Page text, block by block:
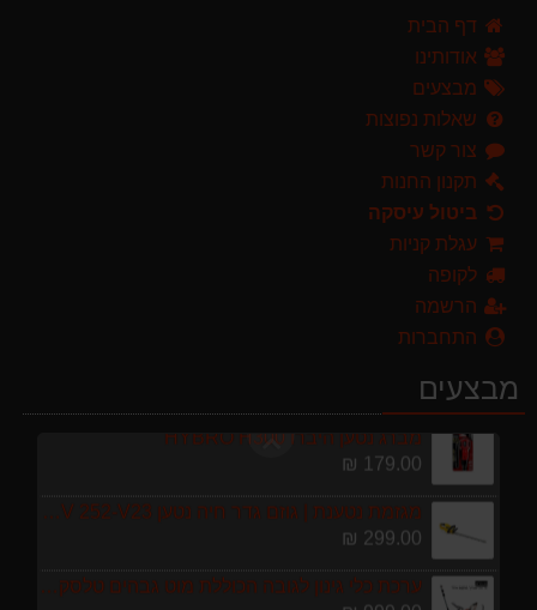
דף הבית
אודותינו
מבצעים
שאלות נפוצות
צור קשר
תקנון החנות
ביטול עיסקה
עגלת קניות
לקופה
הרשמה
התחברות
מבצעים
299.00 ₪
589.00 ₪
499.00 ₪
119.00 ₪
179.00 ₪
299.00 ₪
ערכת כלי גינון לגובה הכוללת מוט גבהים טלסקופי 5 מטר, מסור, תוכי ומספרי גבהים גדר חי גרלנד GARLAND באנדל האדסון
999.00 ₪
מרסס גב נטען שטוקר STOCKER BACKPACK SPRAYER 10L איטליה